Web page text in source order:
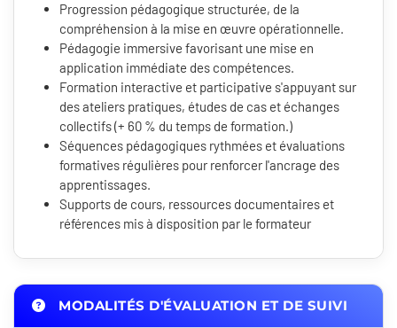
Progression pédagogique structurée, de la
compréhension à la mise en œuvre opérationnelle.
Pédagogie immersive favorisant une mise en
application immédiate des compétences.
Formation interactive et participative s'appuyant sur
des ateliers pratiques, études de cas et échanges
collectifs (+ 60 % du temps de formation.)
Séquences pédagogiques rythmées et évaluations
formatives régulières pour renforcer l'ancrage des
apprentissages.
Supports de cours, ressources documentaires et
références mis à disposition par le formateur
MODALITÉS D'ÉVALUATION ET DE SUIVI